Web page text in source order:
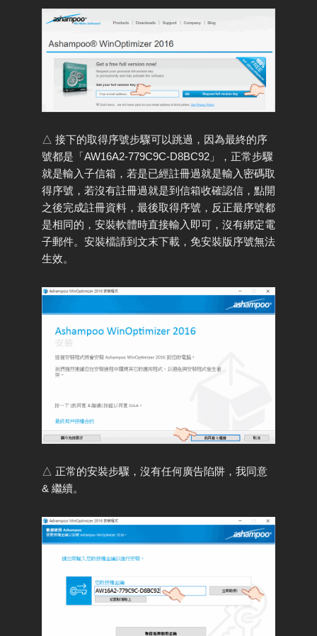
△ 接下的取得序號步驟可以跳過，因為最終的序
號都是「AW16A2-779C9C-D8BC92」，正常步驟
就是輸入子信箱，若是已經註冊過就是輸入密碼取
得序號，若沒有註冊過就是到信箱收確認信，點開
之後完成註冊資料，最後取得序號，反正最序號都
是相同的，安裝軟體時直接輸入即可，沒有綁定電
子郵件。安裝檔請到文末下載，免安裝版序號無法
生效。
△ 正常的安裝步驟，沒有任何廣告陷阱，我同意
& 繼續。